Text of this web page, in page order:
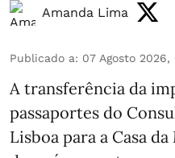
Amanda Lima
Publicado a: 07 Agosto 2026,
A transferência da
passaportes do
Lisboa para a Casa